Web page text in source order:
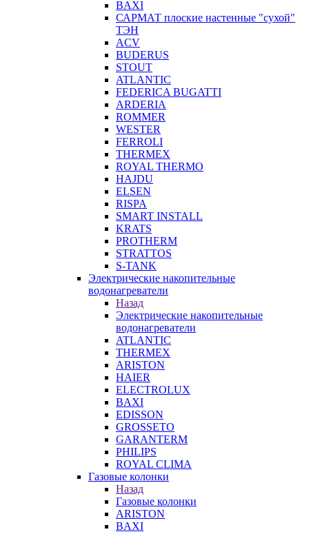
BAXI
САРМАТ плоские настенные "сухой"
ТЭН
ACV
BUDERUS
STOUT
ATLANTIC
FEDERICA BUGATTI
ARDERIA
ROMMER
WESTER
FERROLI
THERMEX
ROYAL THERMO
HAJDU
ELSEN
RISPA
SMART INSTALL
KRATS
PROTHERM
STRATTOS
S-TANK
Электрические накопительные
водонагреватели
Назад
Электрические накопительные
водонагреватели
ATLANTIC
THERMEX
ARISTON
HAIER
ELECTROLUX
BAXI
EDISSON
GROSSETO
GARANTERM
PHILIPS
ROYAL CLIMA
Газовые колонки
Назад
Газовые колонки
ARISTON
BAXI